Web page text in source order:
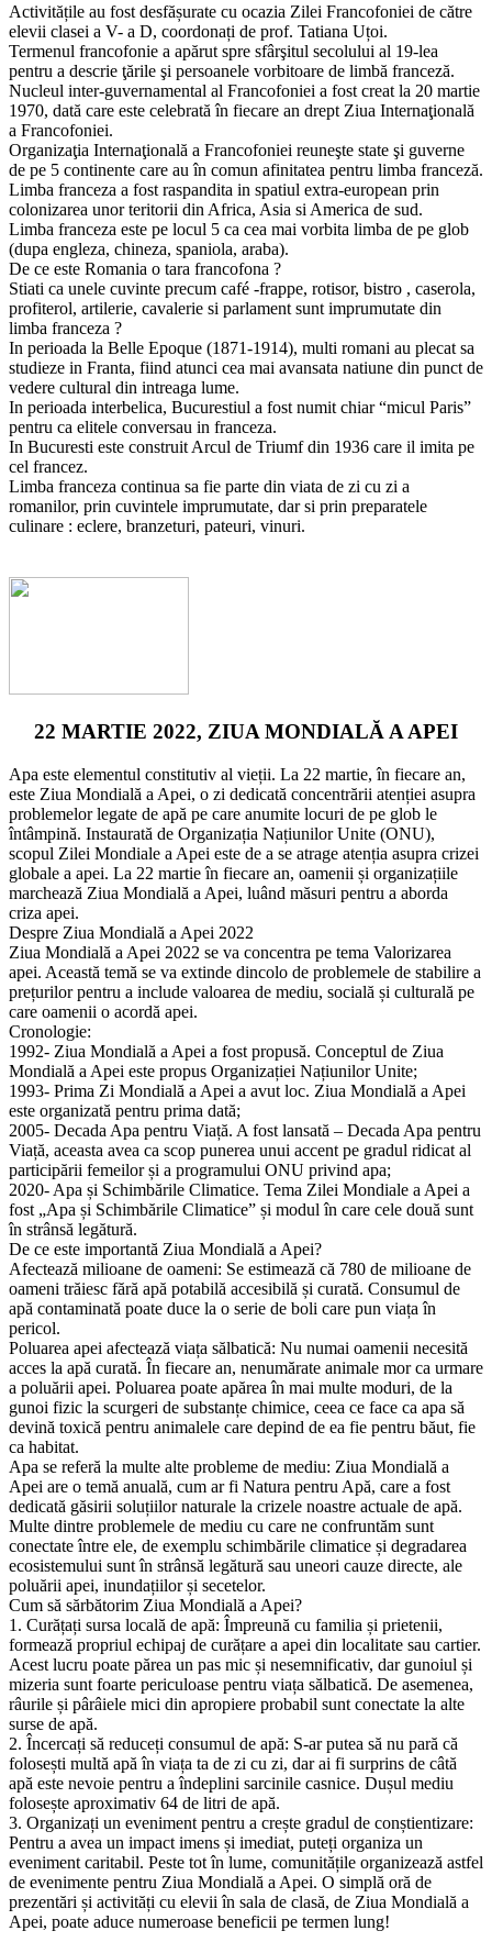
Activitățile au fost desfășurate cu ocazia Zilei Francofoniei de către
elevii clasei a V- a D, coordonați de prof. Tatiana Uțoi.
Termenul francofonie a apărut spre sfârşitul secolului al 19-lea
pentru a descrie ţările şi persoanele vorbitoare de limbă franceză.
Nucleul inter-guvernamental al Francofoniei a fost creat la 20 martie
1970, dată care este celebrată în fiecare an drept Ziua Internaţională
a Francofoniei.
Organizaţia Internaţională a Francofoniei reuneşte state şi guverne
de pe 5 continente care au în comun afinitatea pentru limba franceză.
Limba franceza a fost raspandita in spatiul extra-european prin
colonizarea unor teritorii din Africa, Asia si America de sud.
Limba franceza este pe locul 5 ca cea mai vorbita limba de pe glob
(dupa engleza, chineza, spaniola, araba).
De ce este Romania o tara francofona ?
Stiati ca unele cuvinte precum café -frappe, rotisor, bistro , caserola,
profiterol, artilerie, cavalerie si parlament sunt imprumutate din
limba franceza ?
In perioada la Belle Epoque (1871-1914), multi romani au plecat sa
studieze in Franta, fiind atunci cea mai avansata natiune din punct de
vedere cultural din intreaga lume.
In perioada interbelica, Bucurestiul a fost numit chiar “micul Paris”
pentru ca elitele conversau in franceza.
In Bucuresti este construit Arcul de Triumf din 1936 care il imita pe
cel francez.
Limba franceza continua sa fie parte din viata de zi cu zi a
romanilor, prin cuvintele imprumutate, dar si prin preparatele
culinare : eclere, branzeturi, pateuri, vinuri.
22 MARTIE 2022, ZIUA MONDIALĂ A APEI
Apa este elementul constitutiv al vieții. La 22 martie, în fiecare an,
este Ziua Mondială a Apei, o zi dedicată concentrării atenției asupra
problemelor legate de apă pe care anumite locuri de pe glob le
întâmpină. Instaurată de Organizația Națiunilor Unite (ONU),
scopul Zilei Mondiale a Apei este de a se atrage atenția asupra crizei
globale a apei. La 22 martie în fiecare an, oamenii și organizațiile
marchează Ziua Mondială a Apei, luând măsuri pentru a aborda
criza apei.
Despre Ziua Mondială a Apei 2022
Ziua Mondială a Apei 2022 se va concentra pe tema Valorizarea
apei. Această temă se va extinde dincolo de problemele de stabilire a
prețurilor pentru a include valoarea de mediu, socială și culturală pe
care oamenii o acordă apei.
Cronologie:
1992- Ziua Mondială a Apei a fost propusă. Conceptul de Ziua
Mondială a Apei este propus Organizației Națiunilor Unite;
1993- Prima Zi Mondială a Apei a avut loc. Ziua Mondială a Apei
este organizată pentru prima dată;
2005- Decada Apa pentru Viață. A fost lansată – Decada Apa pentru
Viață, aceasta avea ca scop punerea unui accent pe gradul ridicat al
participării femeilor și a programului ONU privind apa;
2020- Apa și Schimbările Climatice. Tema Zilei Mondiale a Apei a
fost „Apa și Schimbările Climatice” și modul în care cele două sunt
în strânsă legătură.
De ce este importantă Ziua Mondială a Apei?
Afectează milioane de oameni: Se estimează că 780 de milioane de
oameni trăiesc fără apă potabilă accesibilă și curată. Consumul de
apă contaminată poate duce la o serie de boli care pun viața în
pericol.
Poluarea apei afectează viața sălbatică: Nu numai oamenii necesită
acces la apă curată. În fiecare an, nenumărate animale mor ca urmare
a poluării apei. Poluarea poate apărea în mai multe moduri, de la
gunoi fizic la scurgeri de substanțe chimice, ceea ce face ca apa să
devină toxică pentru animalele care depind de ea fie pentru băut, fie
ca habitat.
Apa se referă la multe alte probleme de mediu: Ziua Mondială a
Apei are o temă anuală, cum ar fi Natura pentru Apă, care a fost
dedicată găsirii soluțiilor naturale la crizele noastre actuale de apă.
Multe dintre problemele de mediu cu care ne confruntăm sunt
conectate între ele, de exemplu schimbările climatice și degradarea
ecosistemului sunt în strânsă legătură sau uneori cauze directe, ale
poluării apei, inundațiilor și secetelor.
Cum să sărbătorim Ziua Mondială a Apei?
1. Curățați sursa locală de apă: Împreună cu familia și prietenii,
formează propriul echipaj de curățare a apei din localitate sau cartier.
Acest lucru poate părea un pas mic și nesemnificativ, dar gunoiul și
mizeria sunt foarte periculoase pentru viața sălbatică. De asemenea,
râurile și pârâiele mici din apropiere probabil sunt conectate la alte
surse de apă.
2. Încercați să reduceți consumul de apă: S-ar putea să nu pară că
folosești multă apă în viața ta de zi cu zi, dar ai fi surprins de câtă
apă este nevoie pentru a îndeplini sarcinile casnice. Dușul mediu
folosește aproximativ 64 de litri de apă.
3. Organizați un eveniment pentru a crește gradul de conștientizare:
Pentru a avea un impact imens și imediat, puteți organiza un
eveniment caritabil. Peste tot în lume, comunitățile organizează astfel
de evenimente pentru Ziua Mondială a Apei. O simplă oră de
prezentări și activități cu elevii în sala de clasă, de Ziua Mondială a
Apei, poate aduce numeroase beneficii pe termen lung!